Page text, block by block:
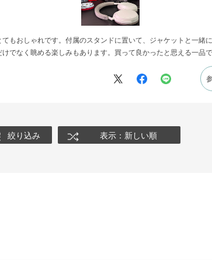
もおしゃれです。付属のスタンドに置いて、ジャケットと一緒
でなく眺める楽しみもあります。買って良かったと思える一品
絞り込み 表示：新しい順